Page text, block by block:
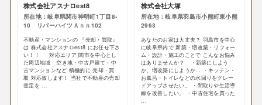
株式会社アスナロest8
所在地：岐阜県関市神明町1丁目8-
10 リバーハイツＡｎｎ102
不動産・マンションの 『売却・買取』
は 株式会社アスナロest8 にお任せ下さ
い！！ 対応エリア 関市を中心とし
た周辺地域 空き地・中古戸建て・中
古マンションなど 積極的に 売却・買
取 対応致します！ 当社で不動産の売却
査定を ...
株式会社大塚
所在地：岐阜県羽島市小熊町東小熊
2963
あなたのお家は大丈夫？ 羽島市を中心
に岐阜県内で 新築・増改築・リフォー
ム・設計・施工のことで こんなお悩み
はありませんか？ ・新築にしよう
か、増改築にしようか… ・キッチン・
お風呂・トイレなどの水回りをグレー
ドアップさせたい。 ・間取りや生活導
線を改善したい。 ・中古住宅を買った
...